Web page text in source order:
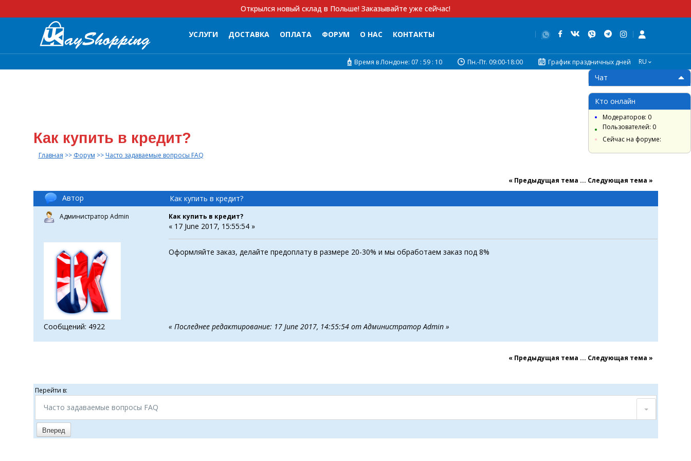
Открылся новый склад в Польше! Заказывайте уже сейчас!
УСЛУГИ ДОСТАВКА ОПЛАТА ФОРУМ О НАС КОНТАКТЫ
Время в Лондоне: 07 : 59 : 10 Пн.-Пт. 09:00-18:00 График праздничных дней RU
Как купить в кредит?
Главная >> Форум >> Часто задаваемые вопросы FAQ
« Предыдущая тема ... Cледующая тема »
Автор Как купить в кредит?
Администратор Admin
Сообщений: 4922
Как купить в кредит?
« 17 June 2017, 15:55:54 »
Оформляйте заказ, делайте предоплату в размере 20-30% и мы обработаем заказ под 8%
« Последнее редактирование: 17 June 2017, 14:55:54 от Администратор Admin »
« Предыдущая тема ... Cледующая тема »
Перейти в:
Часто задаваемые вопросы FAQ
Вперед
Чат
Кто онлайн
Модераторов: 0
Пользователей: 0
Сейчас на форуме: